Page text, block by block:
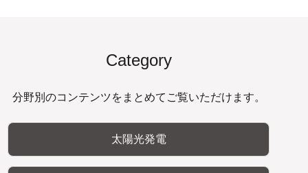
Category
分野別のコンテンツをまとめてご覧いただけます。
太陽光発電